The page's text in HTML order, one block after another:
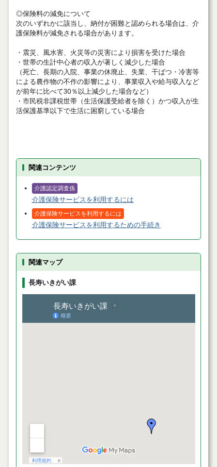
◎保険料の減免について
次のいずれかに該当し、納付が困難と認められる場合は、介
護保険料が減免される場合があります。
・震災、風水害、火災等の災害により損害を受けた場合
・世帯の生計中心者の収入が著しく減少した場合
（死亡、長期の入院、事業の休廃止、失業、干ばつ・冷害等
による農作物の不作の影響により、事業収入や給与収入など
が前年に比べて30％以上減少した場合など）
・市民税非課税世帯（生活保護受給者を除く）かつ収入が生
活保護基準以下で生活に困窮している場合
関連コンテンツ
介護認定調査係
介護保険サービスを利用するには
介護保険サービスを利用するには
介護保険サービスを利用するための手続き
関連マップ
長寿いきがい課